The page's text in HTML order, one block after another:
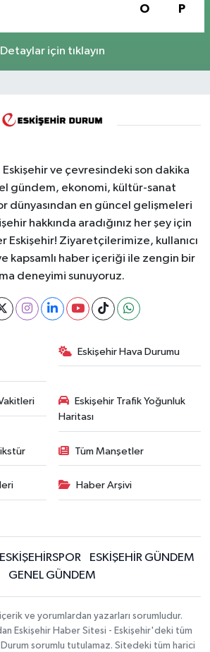
O P
Detaylar için tıklayın
Eskişehir ve çevresindeki son dakika
gündem, ekonomi, kültür-sanat
dünyasından en güncel gelişmeleri
hakkında aradığınız her şey için
Eskişehir! Ziyaretçilerimize, kullanıcı
kapsamlı haber içeriği ile zengin bir
deneyimi sunuyoruz.
Eskişehir Hava Durumu
Eskişehir Trafik Yoğunluk
Haritası
Tüm Manşetler
Haber Arşivi
ESKİŞEHİRSPOR
ESKİŞEHİR GÜNDEM
GENEL GÜNDEM
ve yorumlardan yazarları sorumludur.
Eskişehir Haber Sitesi - Eskişehir'deki tüm
sorumlu tutulamaz. Sitedeki tüm harici